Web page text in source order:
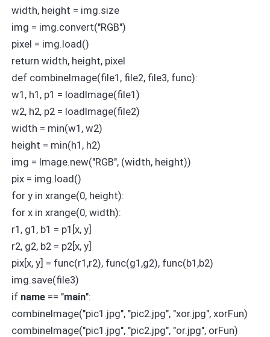
width, height = img.size
img = img.convert("RGB")
pixel = img.load()
return width, height, pixel
def combineImage(file1, file2, file3, func):
w1, h1, p1 = loadImage(file1)
w2, h2, p2 = loadImage(file2)
width = min(w1, w2)
height = min(h1, h2)
img = Image.new("RGB", (width, height))
pix = img.load()
for y in xrange(0, height):
for x in xrange(0, width):
r1, g1, b1 = p1[x, y]
r2, g2, b2 = p2[x, y]
pix[x, y] = func(r1,r2), func(g1,g2), func(b1,b2)
img.save(file3)
if name == "main":
combineImage("pic1.jpg", "pic2.jpg", "xor.jpg", xorFun)
combineImage("pic1.jpg", "pic2.jpg", "or.jpg", orFun)